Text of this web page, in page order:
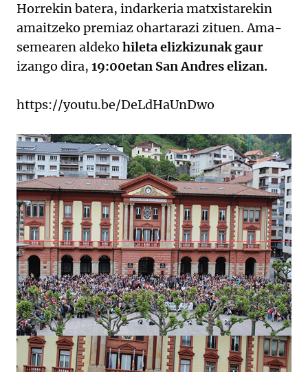
Horrekin batera, indarkeria matxistarekin
amaitzeko premiaz ohartarazi zituen. Ama-
semearen aldeko hileta elizkizunak gaur
izango dira, 19:00etan San Andres elizan.
https://youtu.be/DeLdHaUnDwo